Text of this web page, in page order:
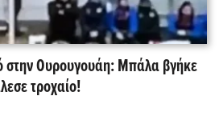
στην Ουρουγουάη: Μπάλα βγήκε
τροχαίο!